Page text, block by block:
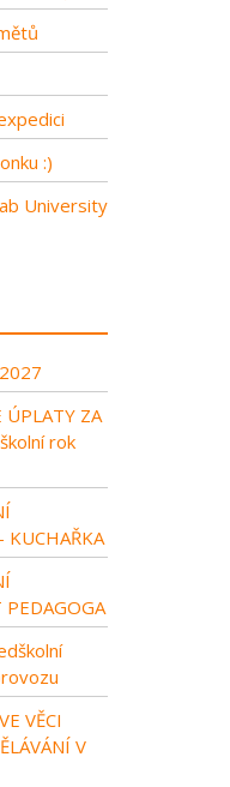
:)
University
ÚPLATY ZA
rok
KUCHAŘKA
PEDAGOGA
VĚCI
V